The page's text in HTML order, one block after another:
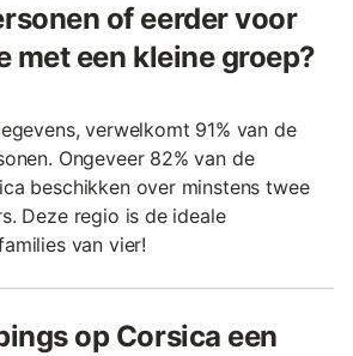
of eerder voor
met een kleine groep?
verwelkomt 91% van de
Ongeveer 82% van de
beschikken over minstens twee
Deze regio is de ideale
van vier!
op Corsica een